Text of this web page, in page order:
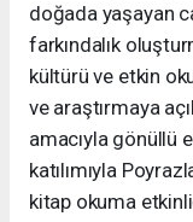
doğada yaşayan
farkındalık
kültürü ve etkin
ve araştırmaya
amacıyla gönüllü
katılımıyla
kitap okuma